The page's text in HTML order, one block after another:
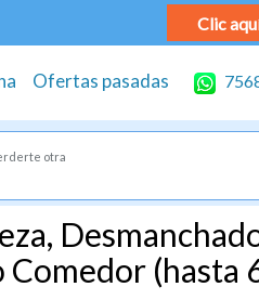
Clic
Ofertas pasadas
otra
(hasta